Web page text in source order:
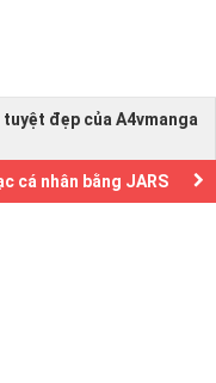
tuyệt đẹp của A4vmanga
cá nhân bằng JARS